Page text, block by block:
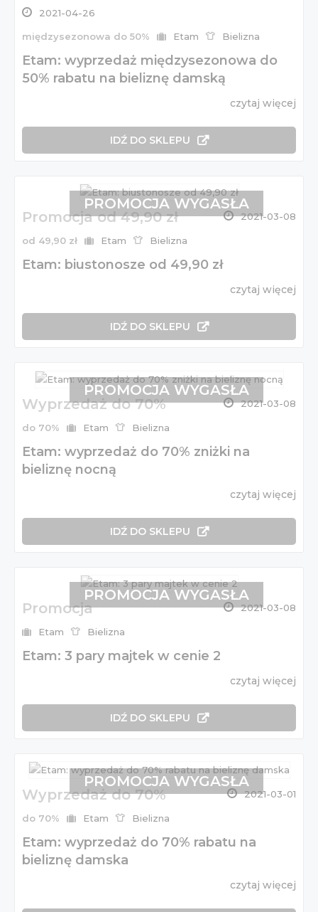
2021-04-26
międzysezonowa do 50% Etam Bielizna
Etam: wyprzedaż międzysezonowa do
50% rabatu na bieliznę damską
czytaj więcej
IDŹ DO SKLEPU
Promocja od 49,90 zł 2021-03-08
od 49,90 zł Etam Bielizna
Etam: biustonosze od 49,90 zł
czytaj więcej
IDŹ DO SKLEPU
PROMOCJA WYGASŁA
Wyprzedaż do 70% 2021-03-08
do 70% Etam Bielizna
Etam: wyprzedaż do 70% zniżki na
bieliznę nocną
czytaj więcej
IDŹ DO SKLEPU
PROMOCJA WYGASŁA
Promocja 2021-03-08
Etam Bielizna
Etam: 3 pary majtek w cenie 2
czytaj więcej
IDŹ DO SKLEPU
PROMOCJA WYGASŁA
Wyprzedaż do 70% 2021-03-01
do 70% Etam Bielizna
Etam: wyprzedaż do 70% rabatu na
bieliznę damska
czytaj więcej
PROMOCJA WYGASŁA